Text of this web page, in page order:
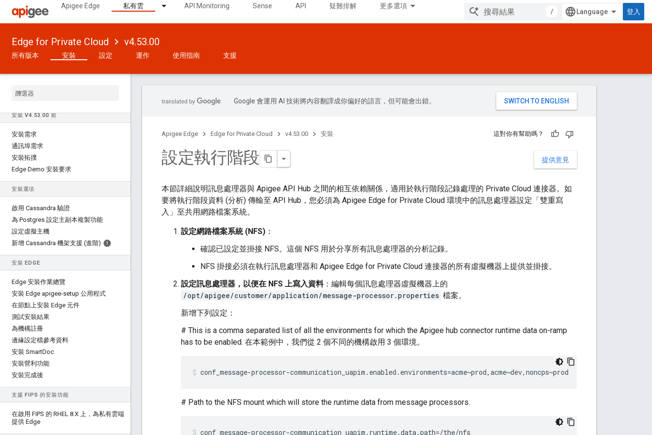
Apigee Edge 私有雲 API Monitoring Sense API 疑難排解 更多選項
/ 登入
Edge for Private Cloud v4.53.00
所有版本 安裝 設定 運作 使用指南 支援
安裝 V4. 53.00 前
安裝需求
通訊埠需求
安裝拓撲
Edge Demo 安裝要求
安裝選項
啟用 Cassandra 驗證
為 Postgres 設定主副本複製功能
設定虛擬主機
新增 Cassandra 機架支援 (進階)
安裝 EDGE
Edge 安裝作業總覽
安裝 Edge apigee-setup 公用程式
在節點上安裝 Edge 元件
測試安裝結果
為機構註冊
邊緣設定檔參考資料
安裝 SmartDoc
安裝營利功能
安裝完成後
支援 FIPS 的安裝功能
在啟用 FIPS 的 RHEL 8.X 上，為私有雲端
提供 Edge
Google 會運用 AI 技術將內容翻譯成你偏好的語言，但可能會出錯。
Apigee Edge Edge for Private Cloud v4.53.00 安裝 這對你有幫助嗎？
提供意見
設定執行階段
本節詳細說明訊息處理器與 Apigee API Hub 之間的相互依賴關係，適用於執行階段記錄處理的 Private Cloud 連接器。如
要將執行階段資料 (分析) 傳輸至 API Hub，您必須為 Apigee Edge for Private Cloud 環境中的訊息處理器設定「雙重寫
入」至共用網路檔案系統。
設定網路檔案系統 (NFS) ：
確認已設定並掛接 NFS。這個 NFS 用於分享所有訊息處理器的分析記錄。
NFS 掛接必須在執行訊息處理器和 Apigee Edge for Private Cloud 連接器的所有虛擬機器上提供並掛接。
設定訊息處理器，以便在 NFS 上寫入資料：編輯每個訊息處理器虛擬機器上的
/opt/apigee/customer/application/message-processor.properties 檔案。
新增下列設定：
# This is a comma separated list of all the environments for which the Apigee hub connector runtime data on-ramp
has to be enabled. 在本範例中，我們從 2 個不同的機構啟用 3 個環境。
conf_message-processor-communication_uapim.enabled.environments=acme~prod,acme~dev,noncps~prod
# Path to the NFS mount which will store the runtime data from message processors.
conf_message-processor-communication_uapim.runtime.data.path=/the/nfs